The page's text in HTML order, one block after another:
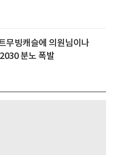
무빙캐슬에 의원님이나
분노 폭발